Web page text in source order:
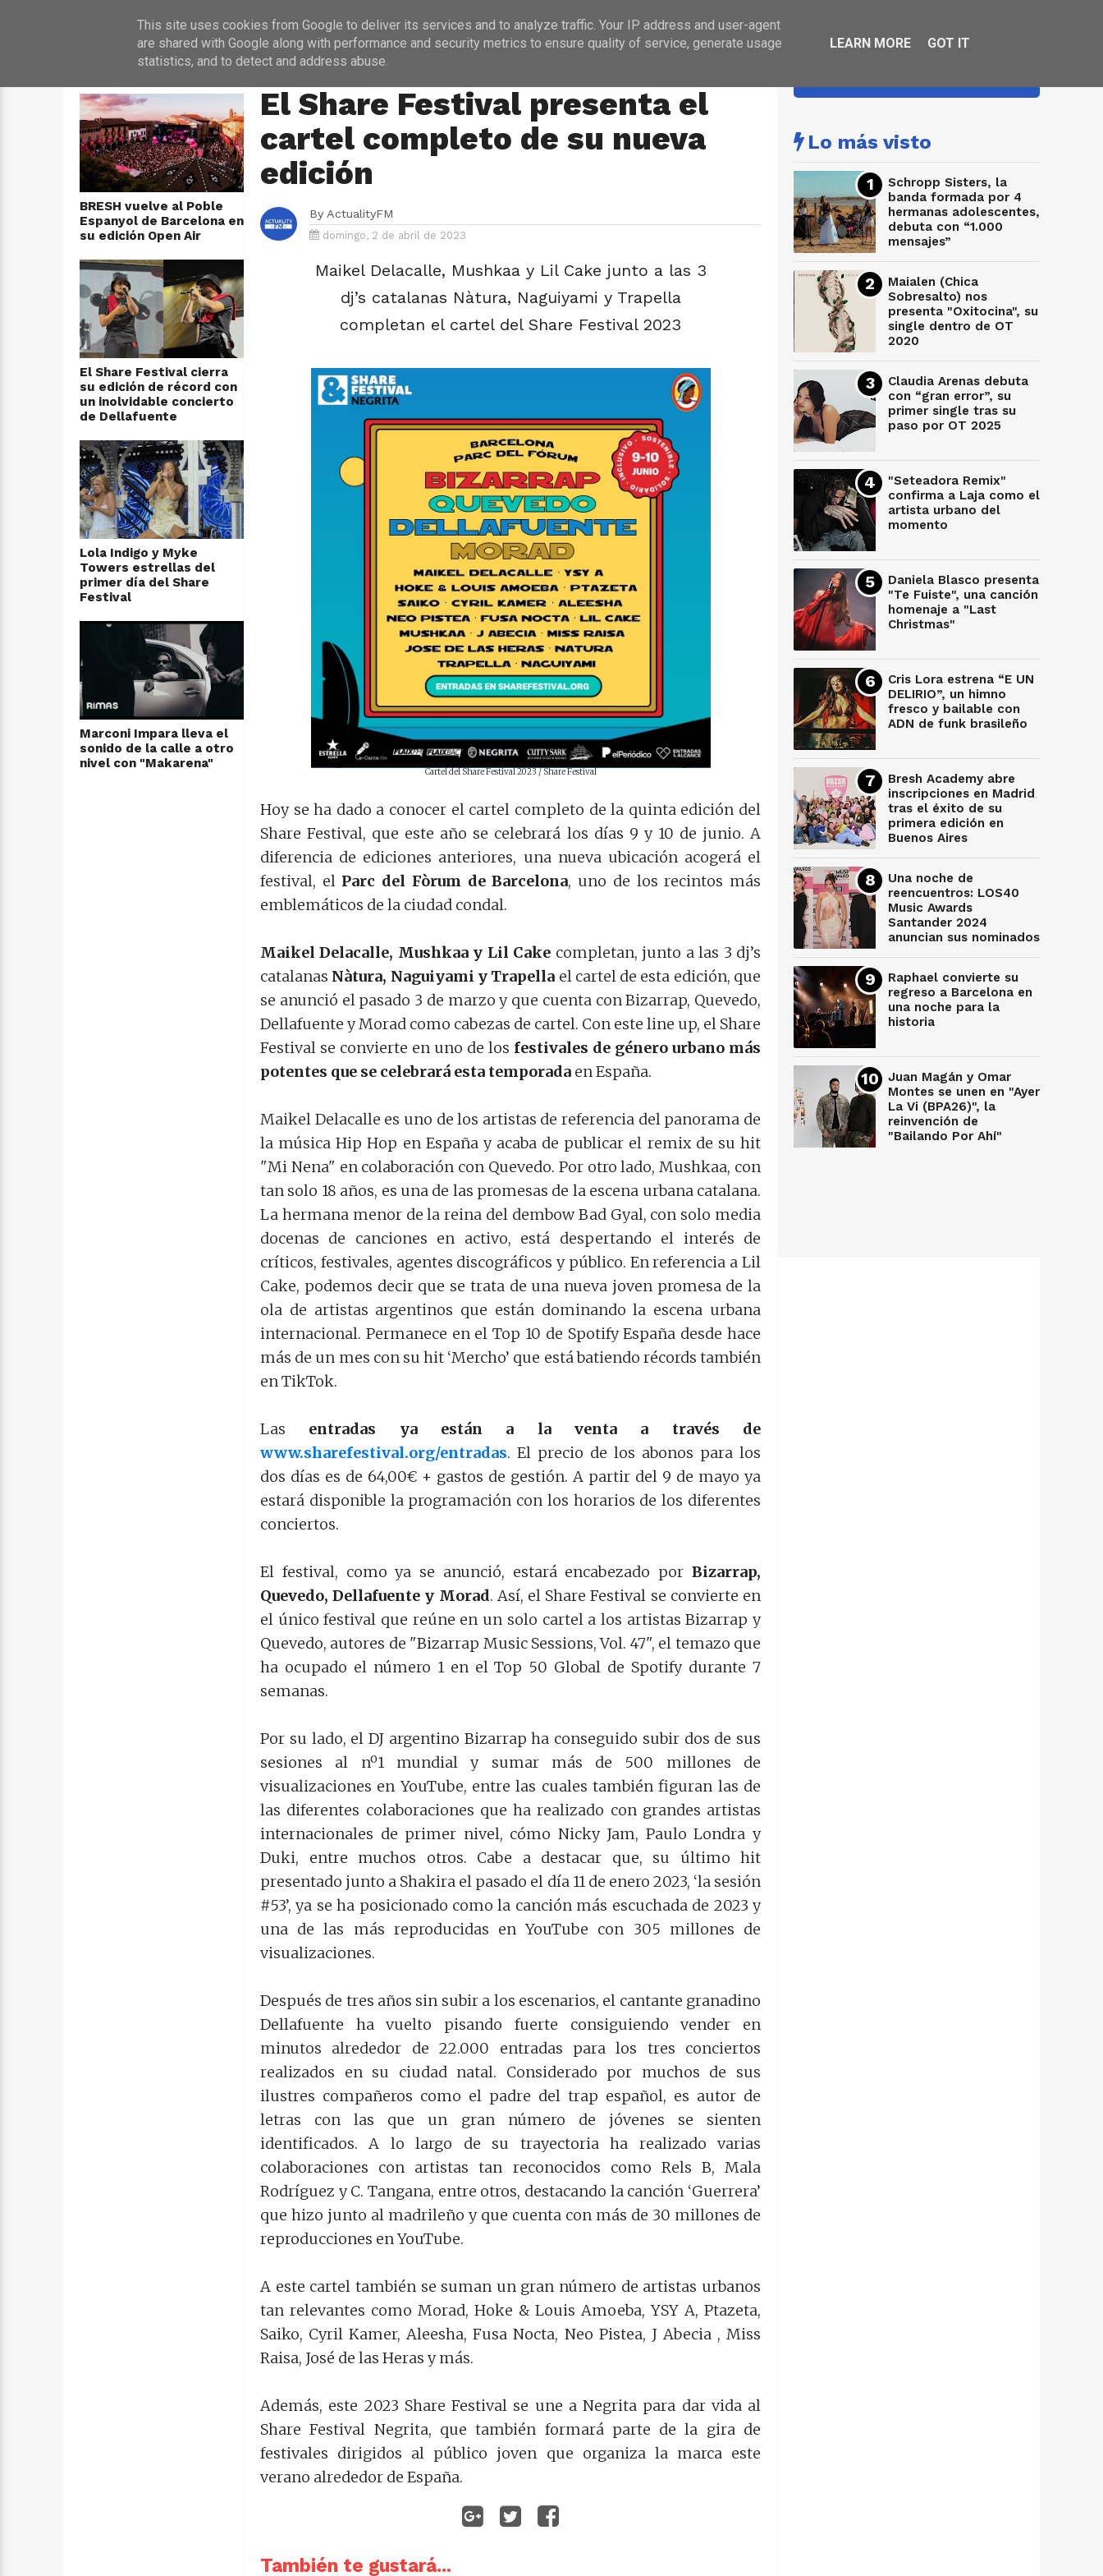
INICIO NOTICIAS PROGRAMACIÓN ENTREVISTAS
BRESH vuelve al Poble
Espanyol de Barcelona en
su edición Open Air
El Share Festival cierra
su edición de récord con
un inolvidable concierto
de Dellafuente
Lola Indigo y Myke
Towers estrellas del
primer día del Share
Festival
Marconi Impara lleva el
sonido de la calle a otro
nivel con "Makarena"
El Share Festival presenta el
cartel completo de su nueva
edición
By ActualityFM
domingo, 2 de abril de 2023
Maikel Delacalle, Mushkaa y Lil Cake junto a las 3
dj’s catalanas Nàtura, Naguiyami y Trapella
completan el cartel del Share Festival 2023
Cartel del Share Festival 2023 / Share Festival
Hoy se ha dado a conocer el cartel completo de la quinta edición del
Share Festival, que este año se celebrará los días 9 y 10 de junio. A
diferencia de ediciones anteriores, una nueva ubicación acogerá el
festival, el Parc del Fòrum de Barcelona, uno de los recintos más
emblemáticos de la ciudad condal.
Maikel Delacalle, Mushkaa y Lil Cake completan, junto a las 3 dj’s
catalanas Nàtura, Naguiyami y Trapella el cartel de esta edición, que
se anunció el pasado 3 de marzo y que cuenta con Bizarrap, Quevedo,
Dellafuente y Morad como cabezas de cartel. Con este line up, el Share
Festival se convierte en uno de los festivales de género urbano más
potentes que se celebrará esta temporada en España.
Maikel Delacalle es uno de los artistas de referencia del panorama de
la música Hip Hop en España y acaba de publicar el remix de su hit
"Mi Nena" en colaboración con Quevedo. Por otro lado, Mushkaa, con
tan solo 18 años, es una de las promesas de la escena urbana catalana.
La hermana menor de la reina del dembow Bad Gyal, con solo media
docenas de canciones en activo, está despertando el interés de
críticos, festivales, agentes discográficos y público. En referencia a Lil
Cake, podemos decir que se trata de una nueva joven promesa de la
ola de artistas argentinos que están dominando la escena urbana
internacional. Permanece en el Top 10 de Spotify España desde hace
más de un mes con su hit ‘Mercho’ que está batiendo récords también
en TikTok.
Las entradas ya están a la venta a través de
www.sharefestival.org/entradas. El precio de los abonos para los
dos días es de 64,00€ + gastos de gestión. A partir del 9 de mayo ya
estará disponible la programación con los horarios de los diferentes
conciertos.
El festival, como ya se anunció, estará encabezado por Bizarrap,
Quevedo, Dellafuente y Morad. Así, el Share Festival se convierte en
el único festival que reúne en un solo cartel a los artistas Bizarrap y
Quevedo, autores de "Bizarrap Music Sessions, Vol. 47", el temazo que
ha ocupado el número 1 en el Top 50 Global de Spotify durante 7
semanas.
Por su lado, el DJ argentino Bizarrap ha conseguido subir dos de sus
sesiones al nº1 mundial y sumar más de 500 millones de
visualizaciones en YouTube, entre las cuales también figuran las de
las diferentes colaboraciones que ha realizado con grandes artistas
internacionales de primer nivel, cómo Nicky Jam, Paulo Londra y
Duki, entre muchos otros. Cabe a destacar que, su último hit
presentado junto a Shakira el pasado el día 11 de enero 2023, ‘la sesión
#53’, ya se ha posicionado como la canción más escuchada de 2023 y
una de las más reproducidas en YouTube con 305 millones de
visualizaciones.
Después de tres años sin subir a los escenarios, el cantante granadino
Dellafuente ha vuelto pisando fuerte consiguiendo vender en
minutos alrededor de 22.000 entradas para los tres conciertos
realizados en su ciudad natal. Considerado por muchos de sus
ilustres compañeros como el padre del trap español, es autor de
letras con las que un gran número de jóvenes se sienten
identificados. A lo largo de su trayectoria ha realizado varias
colaboraciones con artistas tan reconocidos como Rels B, Mala
Rodríguez y C. Tangana, entre otros, destacando la canción ‘Guerrera’
que hizo junto al madrileño y que cuenta con más de 30 millones de
reproducciones en YouTube.
A este cartel también se suman un gran número de artistas urbanos
tan relevantes como Morad, Hoke & Louis Amoeba, YSY A, Ptazeta,
Saiko, Cyril Kamer, Aleesha, Fusa Nocta, Neo Pistea, J Abecia , Miss
Raisa, José de las Heras y más.
Además, este 2023 Share Festival se une a Negrita para dar vida al
Share Festival Negrita, que también formará parte de la gira de
festivales dirigidos al público joven que organiza la marca este
verano alrededor de España.
También te gustará...
Lo más visto
Schropp Sisters, la
banda formada por 4
hermanas adolescentes,
debuta con “1.000
mensajes”
Maialen (Chica
Sobresalto) nos
presenta "Oxitocina", su
single dentro de OT
2020
Claudia Arenas debuta
con “gran error”, su
primer single tras su
paso por OT 2025
"Seteadora Remix"
confirma a Laja como el
artista urbano del
momento
Daniela Blasco presenta
"Te Fuiste", una canción
homenaje a "Last
Christmas"
Cris Lora estrena “E UN
DELIRIO”, un himno
fresco y bailable con
ADN de funk brasileño
Bresh Academy abre
inscripciones en Madrid
tras el éxito de su
primera edición en
Buenos Aires
Una noche de
reencuentros: LOS40
Music Awards
Santander 2024
anuncian sus nominados
Raphael convierte su
regreso a Barcelona en
una noche para la
historia
Juan Magán y Omar
Montes se unen en "Ayer
La Vi (BPA26)", la
reinvención de
"Bailando Por Ahí"
This site uses cookies from Google to deliver its services and to analyze traffic. Your IP address and user-agent
are shared with Google along with performance and security metrics to ensure quality of service, generate usage
statistics, and to detect and address abuse.
LEARN MORE GOT IT